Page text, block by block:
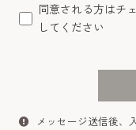
同意される方はチ
してください
メッセージ送信後、